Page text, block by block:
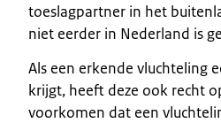
toeslagpartner in het
niet eerder in Nederland is
Als een erkende vluchteling
krijgt, heeft deze ook recht
voorkomen dat een